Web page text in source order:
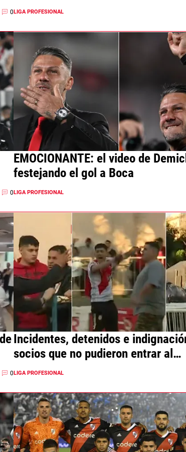
0LIGA PROFESIONAL
0
EMOCIONANTE: el video de
festejando el gol a Boca
LIGA PROFESIONAL
0
Incidentes, detenidos e
socios que no pudieron entrar al
Monumental
LIGA PROFESIONAL